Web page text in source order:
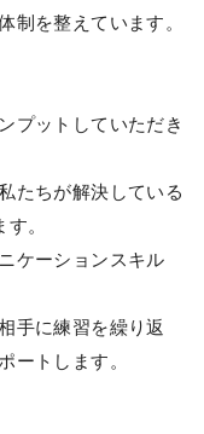
制を整えています。
プットしていただき
たちが解決している
。
ケーションスキル
手に練習を繰り返
ートします。